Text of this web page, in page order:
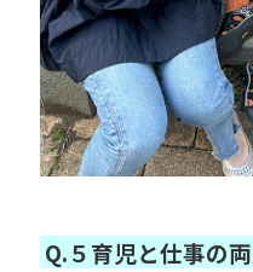
Q.５育児と仕事の